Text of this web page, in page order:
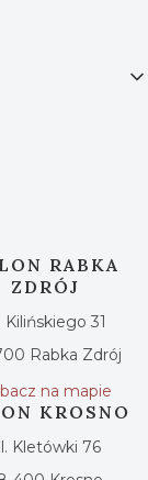
RABKA
ZDRÓJ
Kilińskiego 31
Rabka Zdrój
na mapie
KROSNO
Kletówki 76